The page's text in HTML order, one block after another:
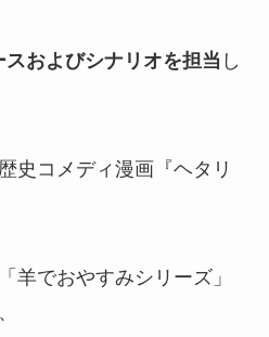
およびシナリオを担当 し
史コメディ漫画『ヘタリ
羊でおやすみシリーズ」